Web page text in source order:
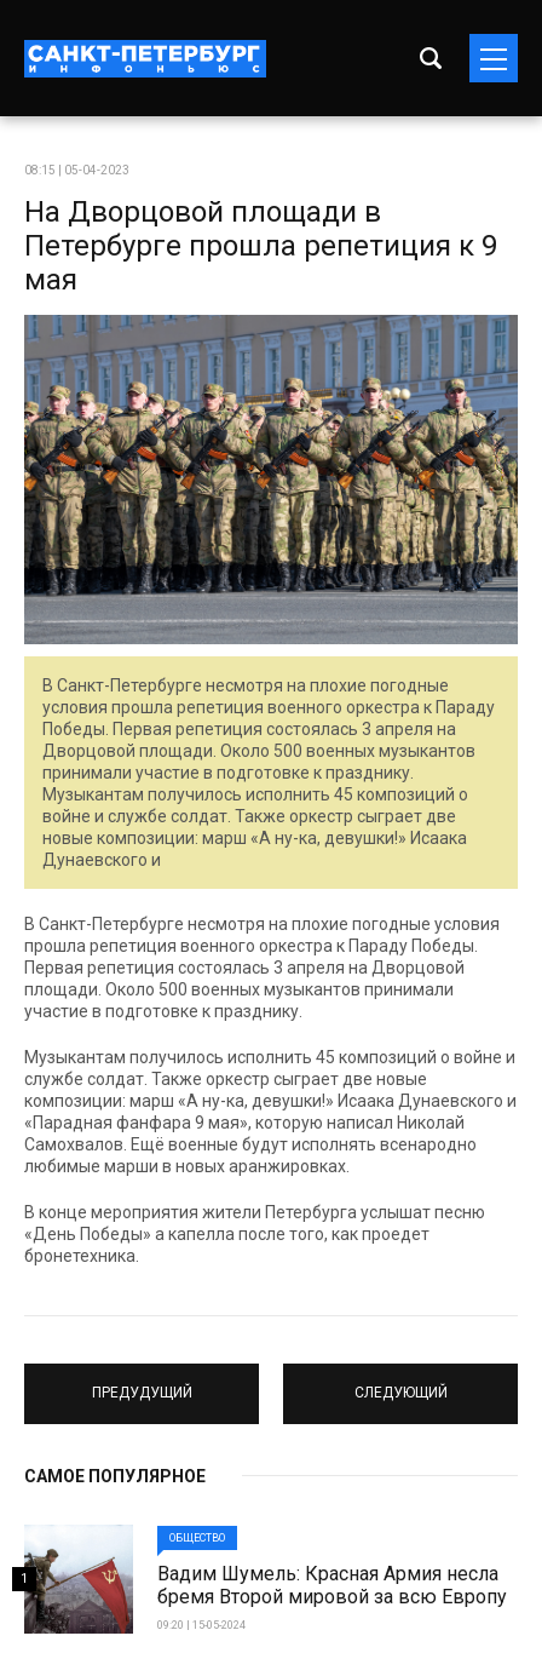
08:15 | 05-04-2023
На Дворцовой площади в
Петербурге прошла репетиция к 9
мая
В Санкт-Петербурге несмотря на плохие погодные
условия прошла репетиция военного оркестра к Параду
Победы. Первая репетиция состоялась 3 апреля на
Дворцовой площади. Около 500 военных музыкантов
принимали участие в подготовке к празднику.
Музыкантам получилось исполнить 45 композиций о
войне и службе солдат. Также оркестр сыграет две
новые композиции: марш «А ну-ка, девушки!» Исаака
Дунаевского и
В Санкт-Петербурге несмотря на плохие погодные условия
прошла репетиция военного оркестра к Параду Победы.
Первая репетиция состоялась 3 апреля на Дворцовой
площади. Около 500 военных музыкантов принимали
участие в подготовке к празднику.
Музыкантам получилось исполнить 45 композиций о войне и
службе солдат. Также оркестр сыграет две новые
композиции: марш «А ну-ка, девушки!» Исаака Дунаевского и
«Парадная фанфара 9 мая», которую написал Николай
Самохвалов. Ещё военные будут исполнять всенародно
любимые марши в новых аранжировках.
В конце мероприятия жители Петербурга услышат песню
«День Победы» а капелла после того, как проедет
бронетехника.
ПРЕДУДУЩИЙ СЛЕДУЮЩИЙ
САМОЕ ПОПУЛЯРНОЕ
ОБЩЕСТВО
Вадим Шумель: Красная Армия несла
бремя Второй мировой за всю Европу
09:20 | 15-05-2024
1